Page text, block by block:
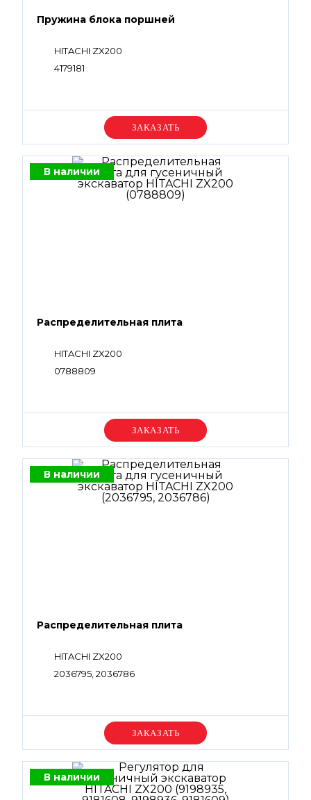
Пружина блока поршней
HITACHI ZX200
4179181
Уточняйте цену
В наличии
Распределительная плита
HITACHI ZX200
0788809
Уточняйте цену
В наличии
Распределительная плита
HITACHI ZX200
2036795, 2036786
Уточняйте цену
В наличии